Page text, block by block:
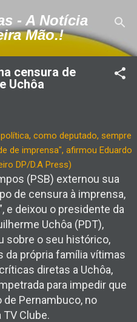
principal
- A Notícia
Mão.!
censura de
Uchôa
s (PSB) externou sua
de censura à imprensa,
e deixou o presidente da
Uchôa (PDT),
sobre o seu histórico,
da própria família vítimas
diretas a Uchôa,
para impedir que
Pernambuco, no
Clube.